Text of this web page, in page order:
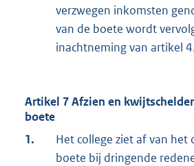
verzwegen inkomsten
van de boete wordt
inachtneming van artikel
Artikel 7 Afzien en
boete
1.
Het college ziet af van het
boete bij dringende